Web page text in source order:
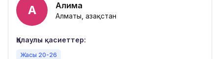
А Алима
Алматы, Қазақстан
Қалаулы қасиеттер:
Жасы 20-26